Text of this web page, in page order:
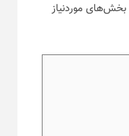
بخش‌های موردنیاز